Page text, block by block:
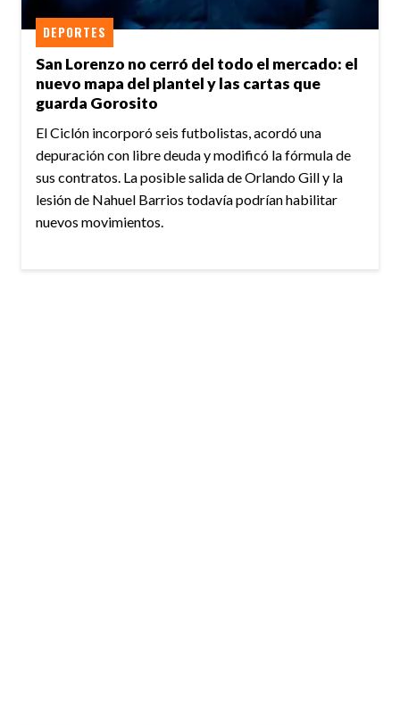
San Lorenzo no cerró del todo el mercado: el
nuevo mapa del plantel y las cartas que
guarda Gorosito
DEPORTES
El Ciclón incorporó seis futbolistas, acordó una
depuración con libre deuda y modificó la fórmula de
sus contratos. La posible salida de Orlando Gill y la
lesión de Nahuel Barrios todavía podrían habilitar
nuevos movimientos.